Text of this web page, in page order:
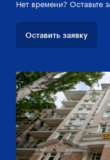
Нет времени? Оставьте
Оставить заявку